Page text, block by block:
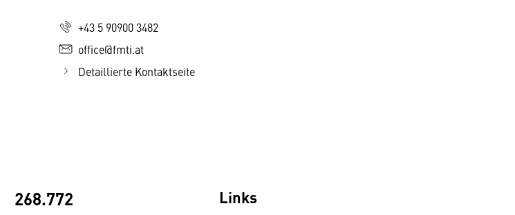
+43 5 90900 3482
office@fmti.at
Detaillierte Kontaktseite
268.772 Links